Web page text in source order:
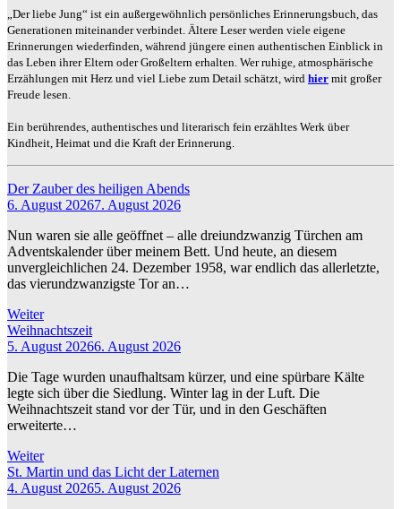
„Der liebe Jung“ ist ein außergewöhnlich persönliches Erinnerungsbuch, das
Generationen miteinander verbindet. Ältere Leser werden viele eigene
Erinnerungen wiederfinden, während jüngere einen authentischen Einblick in
das Leben ihrer Eltern oder Großeltern erhalten. Wer ruhige, atmosphärische
Erzählungen mit Herz und viel Liebe zum Detail schätzt, wird hier mit großer
Freude lesen.
Ein berührendes, authentisches und literarisch fein erzähltes Werk über
Kindheit, Heimat und die Kraft der Erinnerung.
Der Zauber des heiligen Abends
6. August 20267. August 2026
Nun waren sie alle geöffnet – alle dreiundzwanzig Türchen am
Adventskalender über meinem Bett. Und heute, an diesem
unvergleichlichen 24. Dezember 1958, war endlich das allerletzte,
das vierundzwanzigste Tor an…
Weiter
Weihnachtszeit
5. August 20266. August 2026
Die Tage wurden unaufhaltsam kürzer, und eine spürbare Kälte
legte sich über die Siedlung. Winter lag in der Luft. Die
Weihnachtszeit stand vor der Tür, und in den Geschäften
erweiterte…
Weiter
St. Martin und das Licht der Laternen
4. August 20265. August 2026